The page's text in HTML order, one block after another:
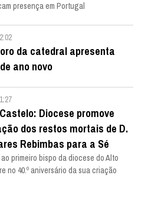
presença em Portugal
da catedral apresenta
ano novo
Diocese promove
dos restos mortais de D.
Rebimbas para a Sé
primeiro bispo da diocese do Alto
no 40.º aniversário da sua criação